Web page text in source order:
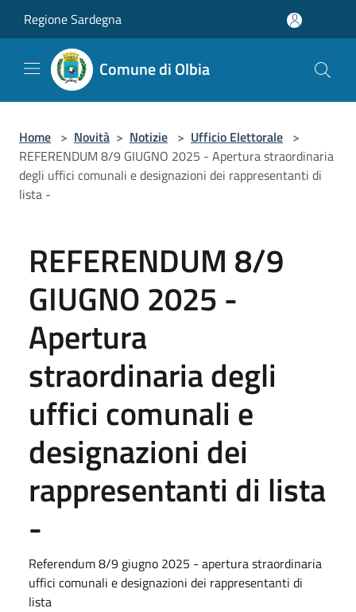
Regione Sardegna
Comune di Olbia
Home > Novità > Notizie > Ufficio Elettorale >
REFERENDUM 8/9 GIUGNO 2025 - Apertura straordinaria
degli uffici comunali e designazioni dei rappresentanti di
lista -
REFERENDUM 8/9
GIUGNO 2025 -
Apertura
straordinaria degli
uffici comunali e
designazioni dei
rappresentanti di lista
-
Referendum 8/9 giugno 2025 - apertura straordinaria
uffici comunali e designazioni dei rappresentanti di
lista